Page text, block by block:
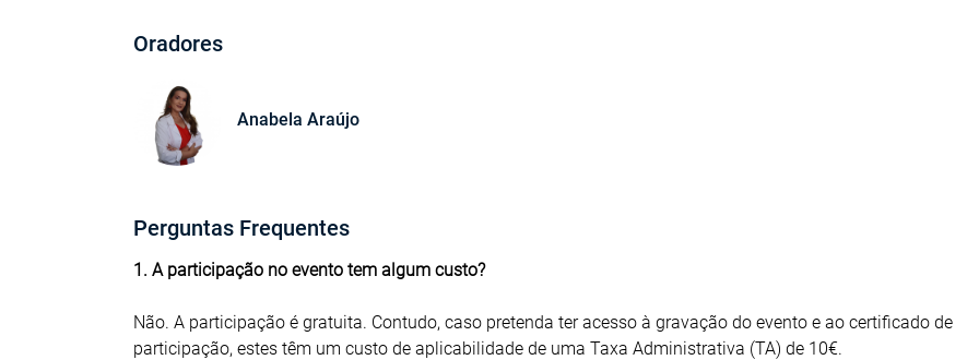
Oradores
Anabela Araújo
Perguntas Frequentes
1. A participação no evento tem algum custo?
Não. A participação é gratuita. Contudo, caso pretenda ter acesso à gravação do evento e ao certificado de
participação, estes têm um custo de aplicabilidade de uma Taxa Administrativa (TA) de 10€.